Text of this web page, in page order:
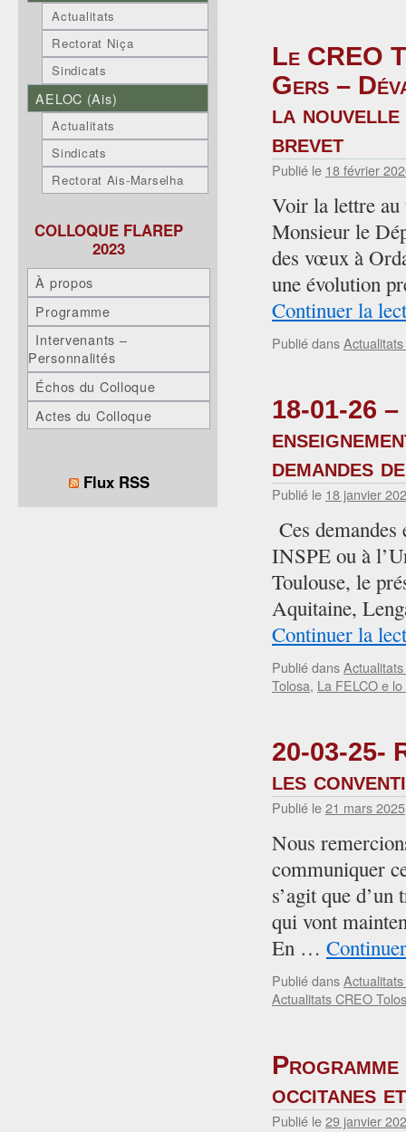
Le CREO
Gers –
la nouvelle
brevet
Publié le 18 février
Voir la lettre au
Monsieur le
des vœux à
une évolution
Continuer la
Publié dans
18-01-26 –
demandes
Publié le 18 janvier
Ces demandes
INSPE ou à
Toulouse, le
Aquitaine,
Continuer la
Publié dans
Tolosa, La FELCO e
20-03-25-
les
Publié le21 mars 2025
Nous
communiquer
s’agit que
qui vont
En …
Publié dans
Actualitats CREO
occitanes
Publié le29 janvier
Actualitats
Rectorat Niça
Sindicats
AELOC (Ais)
Actualitats
Sindicats
Rectorat Ais-Marselha
COLLOQUE FLAREP
2023
À propos
Programme
Intervenants –
Personnalités
Échos du Colloque
Actes du Colloque
Flux RSS